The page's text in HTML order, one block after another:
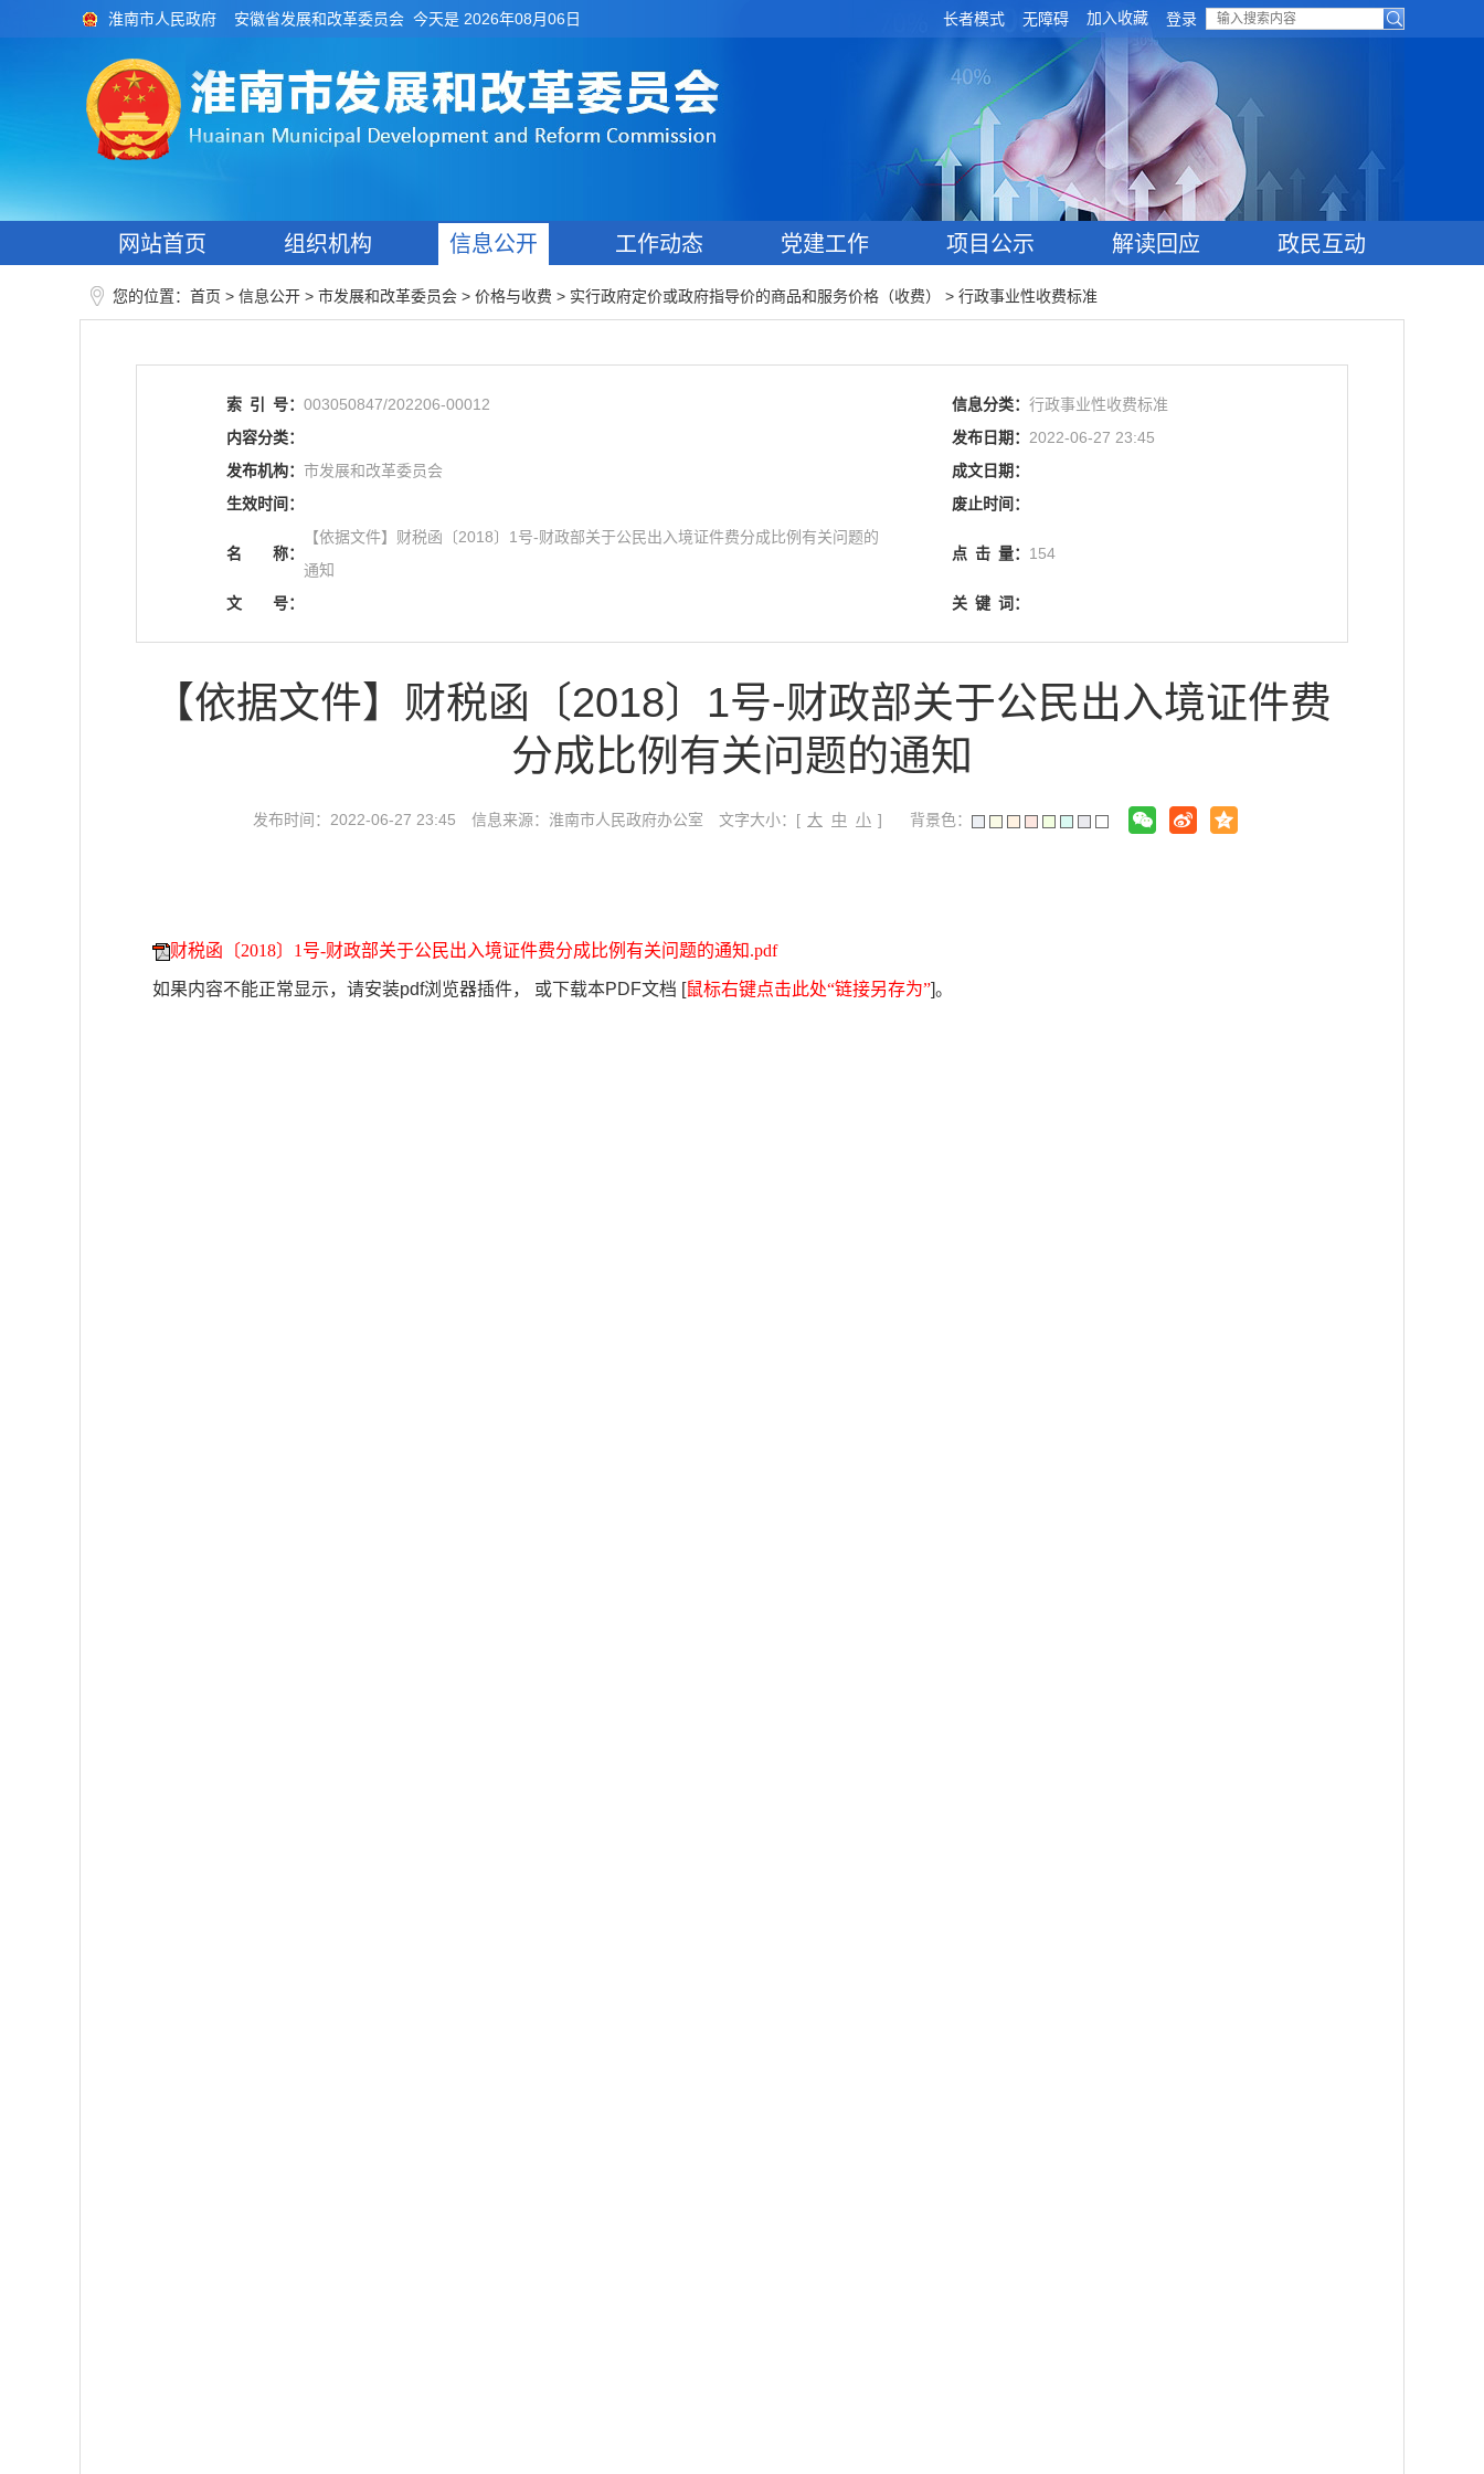
淮南市人民政府 安徽省发展和改革委员会 今天是 2026年08月06日 长者模式 无障碍 加入收藏 登录
网站首页 组织机构 信息公开 工作动态 党建工作 项目公示 解读回应 政民互动
您的位置： 首页 > 信息公开 > 市发展和改革委员会 > 价格与收费 > 实行政府定价或政府指导价的商品和服务价格（收费） > 行政事业性收费标准
索 引 号： 003050847/202206-00012 信息分类： 行政事业性收费标准
内容分类：
发布日期： 2022-06-27 23:45
发布机构： 市发展和改革委员会
成文日期：
生效时间：
废止时间：
名 称：
【依据文件】财税函〔2018〕1号-财政部关于公民出入境证件费分成比例有关问题的
通知
点 击 量： 154
文 号： 关 键 词：
【依据文件】财税函〔2018〕1号-财政部关于公民出入境证件费
分成比例有关问题的通知
发布时间：2022-06-27 23:45 信息来源：淮南市人民政府办公室 文字大小：[ 大 中 小 ] 背景色：
财税函〔2018〕1号-财政部关于公民出入境证件费分成比例有关问题的通知.pdf
如果内容不能正常显示，请安装pdf浏览器插件， 或下载本PDF文档 [鼠标右键点击此处“链接另存为”]。